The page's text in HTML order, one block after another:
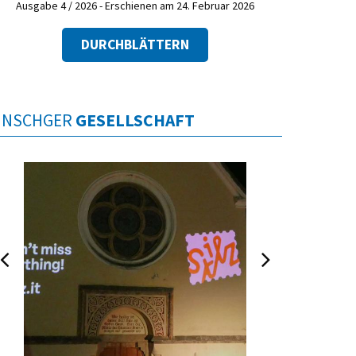
Ausgabe 4 / 2026 - Erschienen am 24. Februar 2026
DURCHBLÄTTERN
GESELLSCHAFT